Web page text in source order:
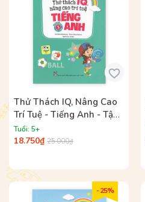
Thử Thách IQ, Nâng Cao
Trí Tuệ - Tiếng Anh - Tập
1
Tuổi: 5+
18.750₫ 25.000₫
- 25%